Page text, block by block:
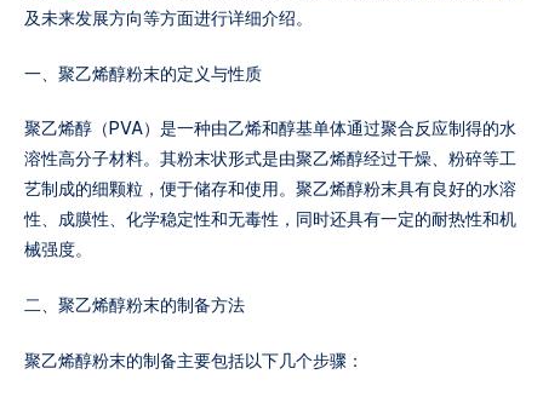
及未来发展方向等方面进行详细介绍。
一、聚乙烯醇粉末的定义与性质
聚乙烯醇（PVA）是一种由乙烯和醇基单体通过聚合反应制得的水
溶性高分子材料。其粉末状形式是由聚乙烯醇经过干燥、粉碎等工
艺制成的细颗粒，便于储存和使用。聚乙烯醇粉末具有良好的水溶
性、成膜性、化学稳定性和无毒性，同时还具有一定的耐热性和机
械强度。
二、聚乙烯醇粉末的制备方法
聚乙烯醇粉末的制备主要包括以下几个步骤：